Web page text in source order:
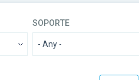
SOPORTE